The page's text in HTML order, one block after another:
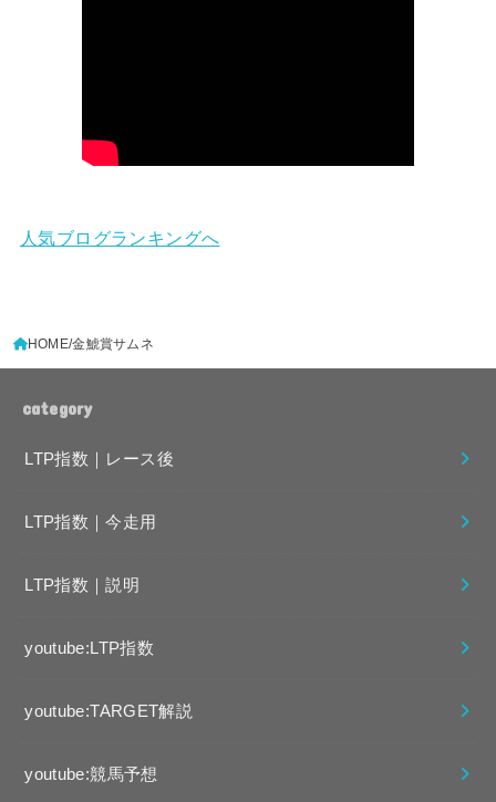
人気ブログランキングへ
HOME 金鯱賞サムネ
category
LTP指数｜レース後
LTP指数｜今走用
LTP指数｜説明
youtube:LTP指数
youtube:TARGET解説
youtube:競馬予想